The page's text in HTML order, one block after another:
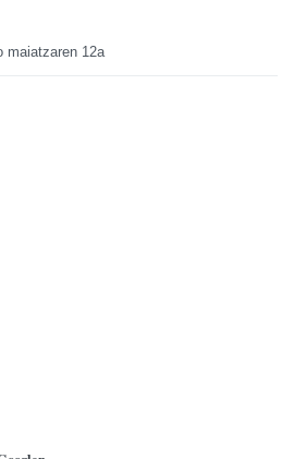
maiatzaren 12a